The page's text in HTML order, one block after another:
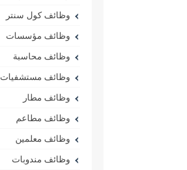
وظائف كول سنتر
وظائف مؤسسات
وظائف محاسبة
وظائف مستشفيات
وظائف مطار
وظائف مطاعم
وظائف معلمين
وظائف مندوبات